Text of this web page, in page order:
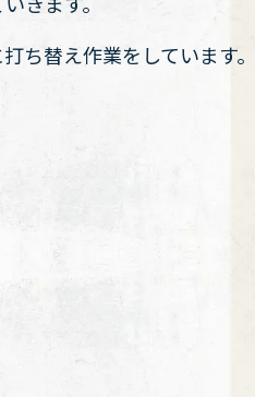
ち替え作業をしています。